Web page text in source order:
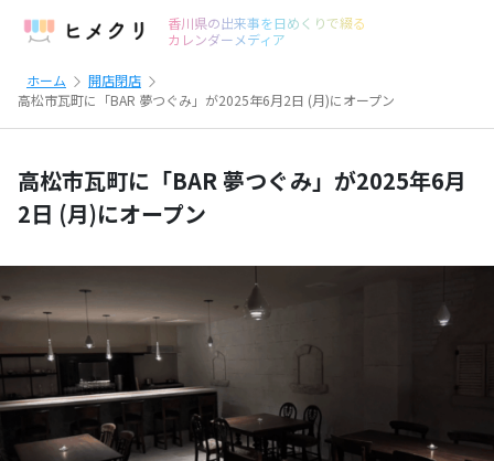
香川県の出来事を日めくりで綴る
カレンダーメディア
ホーム
開店閉店
高松市瓦町に「BAR 夢つぐみ」が2025年6月2日 (月)にオープン
高松市瓦町に「BAR 夢つぐみ」が2025年6月
2日 (月)にオープン